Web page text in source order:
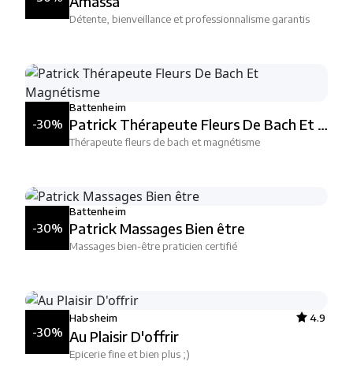
Détente, bienveillance et professionnalisme garantis
-30%
Battenheim
Patrick Thérapeute Fleurs De Bach Et Magnétisme
Thérapeute fleurs de bach et magnétisme
-30%
Battenheim
Patrick Massages Bien être
Massages bien-être praticien certifié
-30%
Habsheim 4.9
Au Plaisir D'offrir
Epicerie fine et bien plus ;)